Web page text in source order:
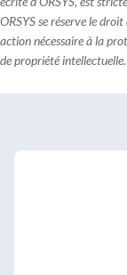
ORSYS se réserve le
action nécessaire à la
de propriété intellectuelle.